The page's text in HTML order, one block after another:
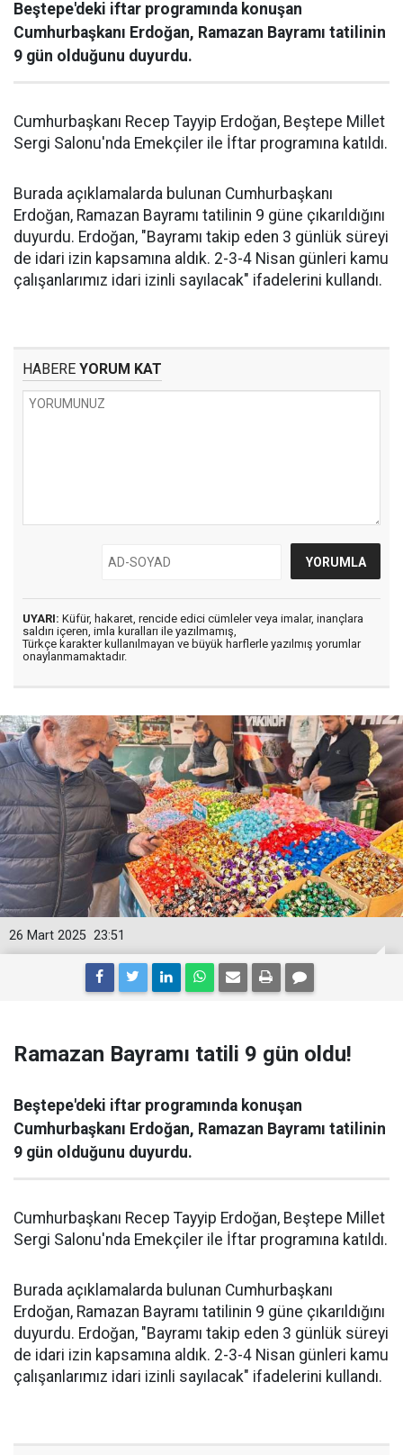
Beştepe'deki iftar programında konuşan
Cumhurbaşkanı Erdoğan, Ramazan Bayramı tatilinin
9 gün olduğunu duyurdu.
Cumhurbaşkanı Recep Tayyip Erdoğan, Beştepe Millet
Sergi Salonu'nda Emekçiler ile İftar programına katıldı.
Burada açıklamalarda bulunan Cumhurbaşkanı
Erdoğan, Ramazan Bayramı tatilinin 9 güne çıkarıldığını
duyurdu. Erdoğan, "Bayramı takip eden 3 günlük süreyi
de idari izin kapsamına aldık. 2-3-4 Nisan günleri kamu
çalışanlarımız idari izinli sayılacak" ifadelerini kullandı.
HABERE YORUM KAT
UYARI: Küfür, hakaret, rencide edici cümleler veya imalar, inançlara
saldırı içeren, imla kuralları ile yazılmamış,
Türkçe karakter kullanılmayan ve büyük harflerle yazılmış yorumlar
onaylanmamaktadır.
23:51
26 Mart 2025
Ramazan Bayramı tatili 9 gün oldu!
Beştepe'deki iftar programında konuşan
Cumhurbaşkanı Erdoğan, Ramazan Bayramı tatilinin
9 gün olduğunu duyurdu.
Cumhurbaşkanı Recep Tayyip Erdoğan, Beştepe Millet
Sergi Salonu'nda Emekçiler ile İftar programına katıldı.
Burada açıklamalarda bulunan Cumhurbaşkanı
Erdoğan, Ramazan Bayramı tatilinin 9 güne çıkarıldığını
duyurdu. Erdoğan, "Bayramı takip eden 3 günlük süreyi
de idari izin kapsamına aldık. 2-3-4 Nisan günleri kamu
çalışanlarımız idari izinli sayılacak" ifadelerini kullandı.